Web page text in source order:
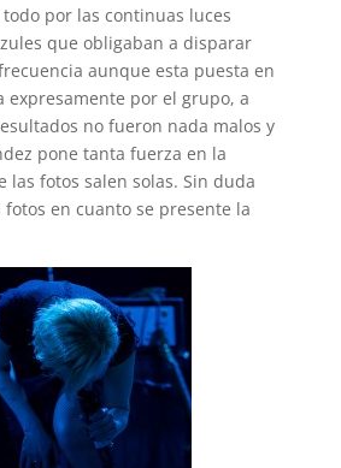
por las continuas luces
que obligaban a disparar
aunque esta puesta en
expresamente por el grupo, a
no fueron nada malos y
pone tanta fuerza en la
las fotos salen solas. Sin duda
en cuanto se presente la